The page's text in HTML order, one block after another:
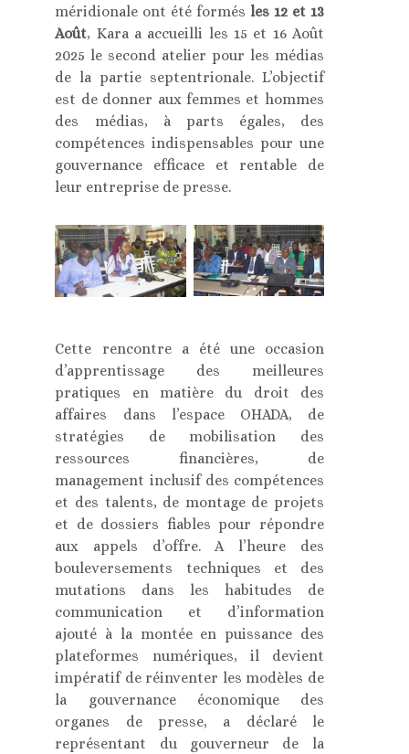
méridionale ont été formés les 12 et 13
Août, Kara a accueilli les 15 et 16 Août
2025 le second atelier pour les médias
de la partie septentrionale. L’objectif
est de donner aux femmes et hommes
des médias, à parts égales, des
compétences indispensables pour une
gouvernance efficace et rentable de
leur entreprise de presse.
Cette rencontre a été une occasion
d’apprentissage des meilleures
pratiques en matière du droit des
affaires dans l’espace OHADA, de
stratégies de mobilisation des
ressources financières, de
management inclusif des compétences
et des talents, de montage de projets
et de dossiers fiables pour répondre
aux appels d’offre. A l’heure des
bouleversements techniques et des
mutations dans les habitudes de
communication et d’information
ajouté à la montée en puissance des
plateformes numériques, il devient
impératif de réinventer les modèles de
la gouvernance économique des
organes de presse, a déclaré le
représentant du gouverneur de la